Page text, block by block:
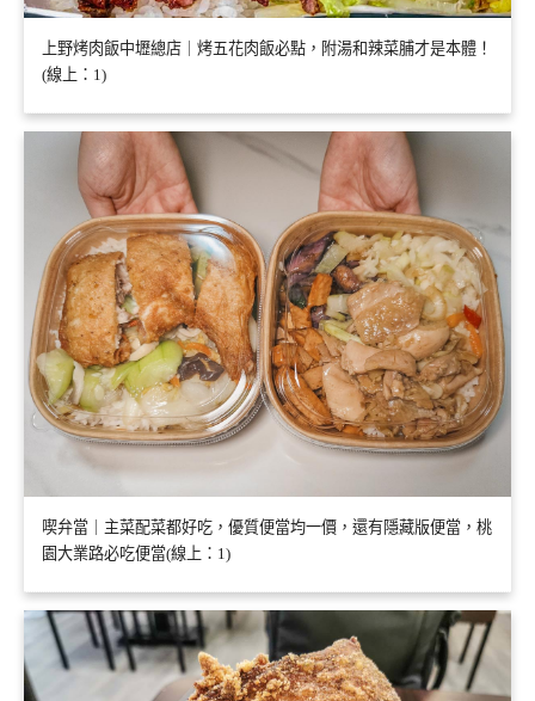
上野烤肉飯中壢總店｜烤五花肉飯必點，附湯和辣菜脯才是本體！
(線上：1)
喫弁當｜主菜配菜都好吃，優質便當均一價，還有隱藏版便當，桃
園大業路必吃便當(線上：1)